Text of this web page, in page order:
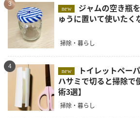
3
new
ゅうに置いて使いたく
掃除・暮らし
4
new
ハサミで切ると掃除で
術3選】
掃除・暮らし